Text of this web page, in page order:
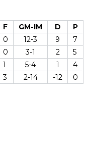
F GM-IM D
P
0 12-3 9
7
0 3-1 2
5
1 5-4 1
4
3 2-14 -12 0